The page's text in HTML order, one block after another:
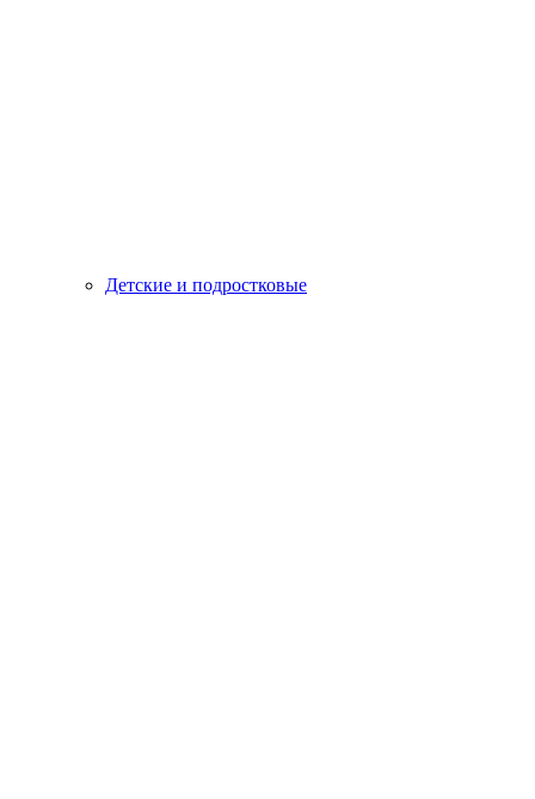
Детские и подростковые